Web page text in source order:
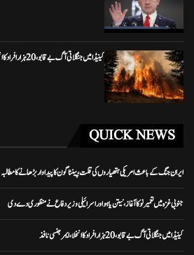
کینیڈا میں جنگلاتی آگ بے قابو، 20 ہزار افراد کا انخلا، ایمرجنسی نافذ
QUICK NEWS
ایران جنگ کے باعث امریکی ہتھیاروں کی قلت، پینٹاگون کا پیداوار بڑھانے کا مطالبہ
جنوبی غزہ میں تعمیر نو کا آغاز، نیتن یاہو اور اسرائیلی وزیر دفاع نے منظوری دے دی
کینیڈا میں جنگلاتی آگ بے قابو، 20 ہزار افراد کا انخلا، ایمرجنسی نافذ